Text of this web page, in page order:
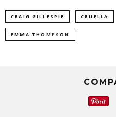
CRAIG GILLESPIE CRUELLA
EMMA THOMPSON